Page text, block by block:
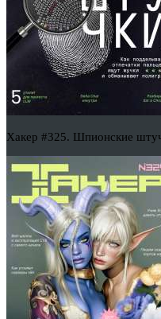
Хакер #325. Шпионские